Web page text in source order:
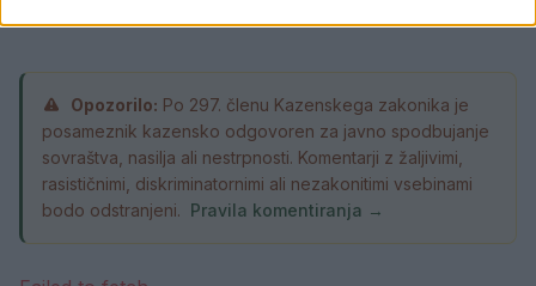
Opozorilo: Po 297. členu Kazenskega zakonika je
posameznik kazensko odgovoren za javno spodbujanje
sovraštva, nasilja ali nestrpnosti. Komentarji z žaljivimi,
rasističnimi, diskriminatornimi ali nezakonitimi vsebinami
bodo odstranjeni. Pravila komentiranja →